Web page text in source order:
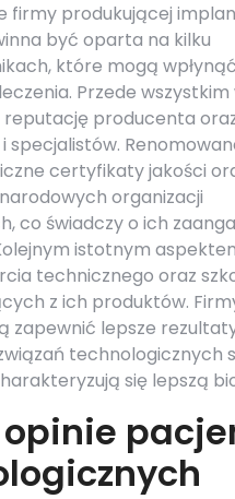
firmy produkującej
być oparta na kilku
które mogą
Przede
producenta
specjalistów.
certyfikaty jakości
organizacji
co świadczy o ich
istotnym
technicznego oraz
z ich produktów.
zapewnić lepsze
technologicznych
się lepszą